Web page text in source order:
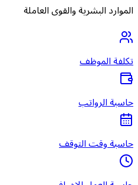
الموارد البشرية والقوى العاملة
تكلفة الموظف
حاسبة الرواتب
حاسبة وقت التوقف